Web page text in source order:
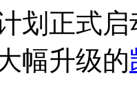
划正式
幅升级的